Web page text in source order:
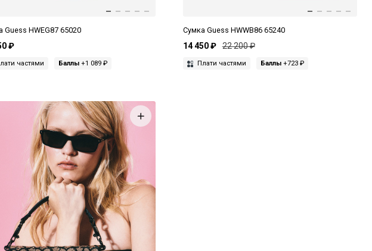
Guess HWEG87 65020
₽
частями Баллы +1 089 ₽
Сумка Guess HWWB86 65240
14 450 ₽ 22 200 ₽
Плати частями Баллы+723 ₽